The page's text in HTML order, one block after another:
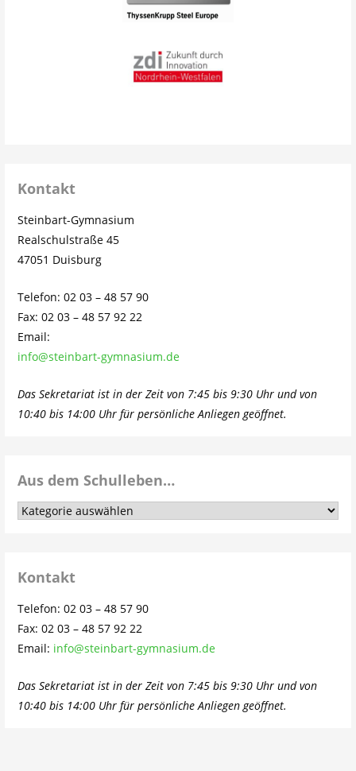
Kontakt
Steinbart-Gymnasium
Realschulstraße 45
47051 Duisburg
Telefon: 02 03 – 48 57 90
Fax: 02 03 – 48 57 92 22
Email:
info@steinbart-gymnasium.de
Das Sekretariat ist in der Zeit von 7:45 bis 9:30 Uhr und von
10:40 bis 14:00 Uhr für persönliche Anliegen geöffnet.
Aus dem Schulleben…
Aus
Kontakt
Telefon: 02 03 – 48 57 90
Fax: 02 03 – 48 57 92 22
Email: info@steinbart-gymnasium.de
Das Sekretariat ist in der Zeit von 7:45 bis 9:30 Uhr und von
10:40 bis 14:00 Uhr für persönliche Anliegen geöffnet.